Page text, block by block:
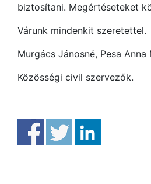
biztosítani. Megértéseteket
Várunk mindenkit szeretettel.
Murgács Jánosné, Pesa Anna
Közösségi civil szervezők.